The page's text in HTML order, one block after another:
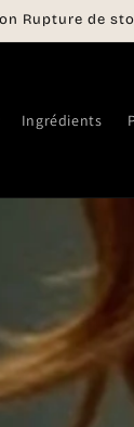
Rupture de
Ingrédients